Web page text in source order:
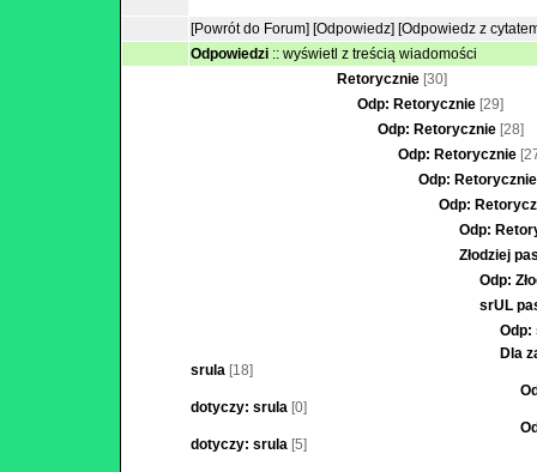
[Powrót do Forum] [Odpowiedz] [Odpowiedz z
Odpowiedzi :: wyświetl z treścią wiadomości
Retorycznie [30]
Odp: Retorycznie [29]
Odp: Retorycznie [28]
Odp: Retorycznie
Odp:
Odp:
Odp:
Złodziej
Odp:
srUL
Odp:
Dla
srula [18]
dotyczy: srula [0]
dotyczy: srula [5]